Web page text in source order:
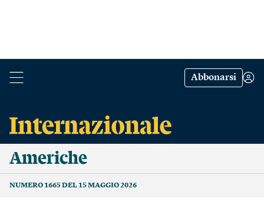
Abbonarsi
Americhe
NUMERO 1665 DEL 15 MAGGIO 2026